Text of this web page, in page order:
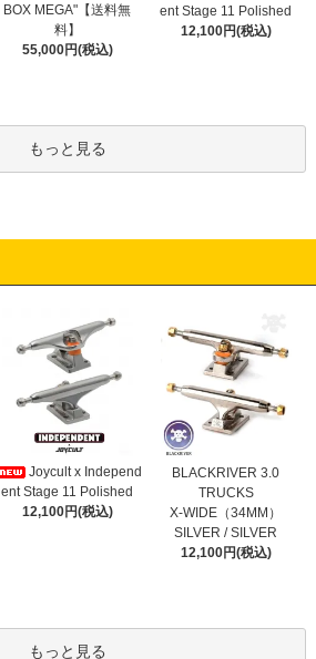
BOX MEGA"【送料無
料】
55,000円(税込)
ent Stage 11 Polished
12,100円(税込)
もっと見る
Joycult x Independ
ent Stage 11 Polished
12,100円(税込)
BLACKRIVER 3.0
TRUCKS
X-WIDE（34MM）
SILVER / SILVER
12,100円(税込)
もっと見る